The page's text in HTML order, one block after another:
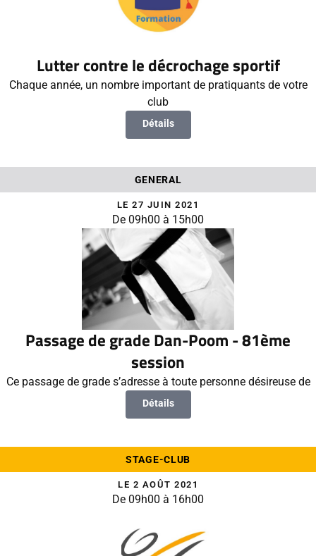
Lutter contre le décrochage sportif
Chaque année, un nombre important de pratiquants de votre
club
Détails
GENERAL
LE 27 JUIN 2021
De 09h00 à 15h00
Passage de grade Dan-Poom - 81ème
session
Ce passage de grade s’adresse à toute personne désireuse de
Détails
STAGE-CLUB
LE 2 AOÛT 2021
De 09h00 à 16h00